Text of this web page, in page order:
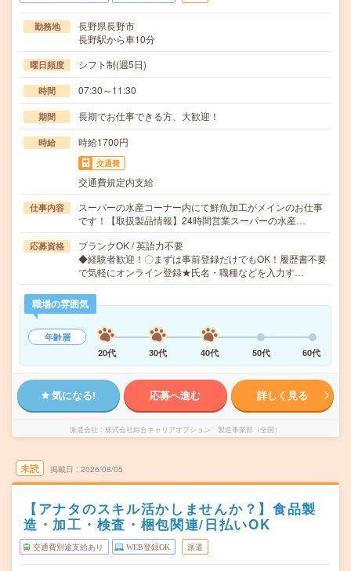
勤務地
長野県長野市
長野駅から車10分
曜日頻度 シフト制(週5日)
時間 07:30～11:30
期間 長期でお仕事できる方、大歓迎！
時給 時給1700円
交通費
交通費規定内支給
仕事内容
スーパーの水産コーナー内にて鮮魚加工がメインのお仕事
です！【取扱製品情報】24時間営業スーパーの水産…
応募資格
ブランクOK / 英語力不要
◆経験者歓迎！〇まずは事前登録だけでもOK！履歴書不要
で気軽にオンライン登録★氏名・職種などを入力す…
職場の雰囲気
年齢層
20代
30代 40代 50代 60代
気になる! 応募へ進む 詳しく見る
派遣会社 株式会社綜合キャリアオプション 製造事業部（全国）
未読 掲載日 2026/08/05
【アナタのスキル活かしませんか？】食品製
造・加工・検査・梱包関連/日払いOK
交通費別途支給あり WEB登録OK 派遣